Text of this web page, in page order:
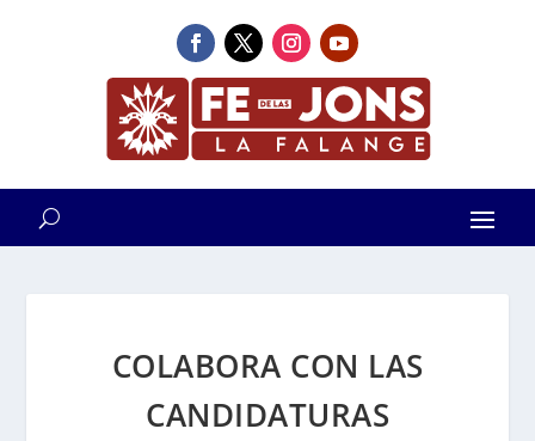
COLABORA CON LAS
CANDIDATURAS